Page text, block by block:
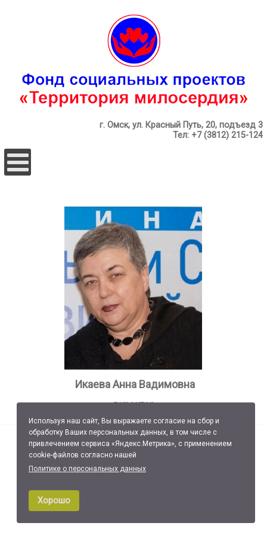
г. Омск, ул. Красный Путь, 20, подъезд 3
Тел: +7 (3812) 215-124
Икаева Анна Вадимовна
директор
Используя наш сайт, Вы выражаете согласие на сбор и
обработку Ваших персональных данных, в том числе с
привлечением сервиса «Яндекс.Метрика», с применением
cookie-файлов согласно нашей
Политике о персональных данных
Хорошо